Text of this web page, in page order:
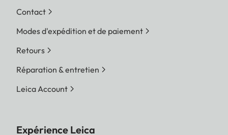
Contact
Modes d'expédition et de paiement
Retours
Réparation & entretien
Leica Account
Expérience Leica